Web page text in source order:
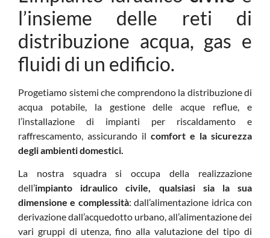
l’insieme delle reti di
distribuzione acqua, gas e
fluidi di un edificio.
Progetiamo sistemi che comprendono la distribuzione di
acqua potabile, la gestione delle acque reflue, e
l’installazione di impianti per riscaldamento e
raffrescamento, assicurando il comfort e la sicurezza
degli ambienti domestici.
La nostra squadra si occupa della realizzazione
dell’impianto idraulico civile, qualsiasi sia la sua
dimensione e complessità: dall’alimentazione idrica con
derivazione dall’acquedotto urbano, all’alimentazione dei
vari gruppi di utenza, fino alla valutazione del tipo di